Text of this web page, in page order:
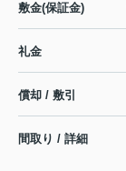
敷金(保証金)
礼金
償却 / 敷引
間取り / 詳細